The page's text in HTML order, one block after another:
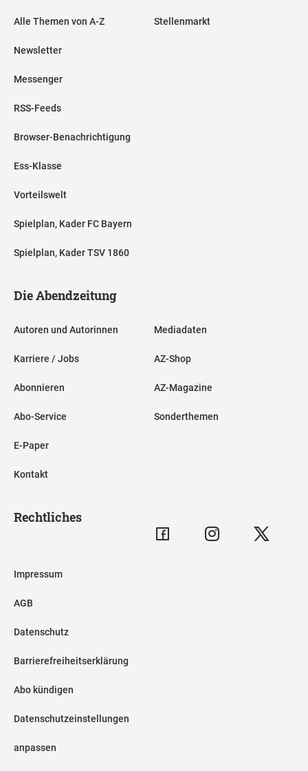
Alle Themen von A-Z
Newsletter
Messenger
RSS-Feeds
Browser-Benachrichtigung
Ess-Klasse
Vorteilswelt
Spielplan, Kader FC Bayern
Spielplan, Kader TSV 1860
Stellenmarkt
Die Abendzeitung
Autoren und Autorinnen
Karriere / Jobs
Abonnieren
Abo-Service
E-Paper
Kontakt
Mediadaten
AZ-Shop
AZ-Magazine
Sonderthemen
Rechtliches
Impressum
AGB
Datenschutz
Barrierefreiheitserklärung
Abo kündigen
Datenschutzeinstellungen
anpassen